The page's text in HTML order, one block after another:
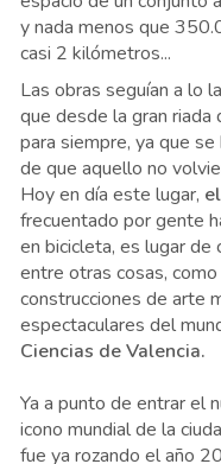
y nada menos que
casi 2 kilómetros...
Las obras seguían a lo
que desde la gran
para siempre, ya que
de que aquello no
Hoy en día este lugar,
frecuentado por gente
en bicicleta, es lugar
entre otras cosas,
construcciones de arte
espectaculares del
Ciencias de Valencia.
Ya a punto de entrar el
icono mundial de la
fue ya rozando el año